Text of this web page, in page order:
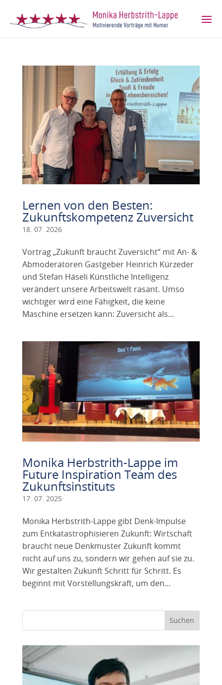
Lernen von den Besten:
Zukunftskompetenz Zuversicht
18. 07. 2026
Vortrag „Zukunft braucht Zuversicht“ mit An- &
Abmoderatoren Gastgeber Heinrich Kürzeder
und Stefan Häseli Künstliche Intelligenz
verändert unsere Arbeitswelt rasant. Umso
wichtiger wird eine Fähigkeit, die keine
Maschine ersetzen kann: Zuversicht als...
Monika Herbstrith-Lappe im
Future Inspiration Team des
Zukunftsinstituts
17. 07. 2025
Monika Herbstrith-Lappe gibt Denk-Impulse
zum Entkatastrophisieren Zukunft: Wirtschaft
braucht neue Denkmuster Zukunft kommt
nicht auf uns zu, sondern wir gehen auf sie zu.
Wir gestalten Zukunft Schritt für Schritt. Es
beginnt mit Vorstellungskraft, um den...